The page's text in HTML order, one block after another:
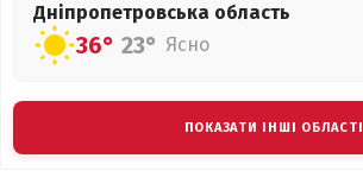
Дніпропетровська область
36° 23° Ясно
ПОКАЗАТИ ІНШІ ОБЛАСТІ